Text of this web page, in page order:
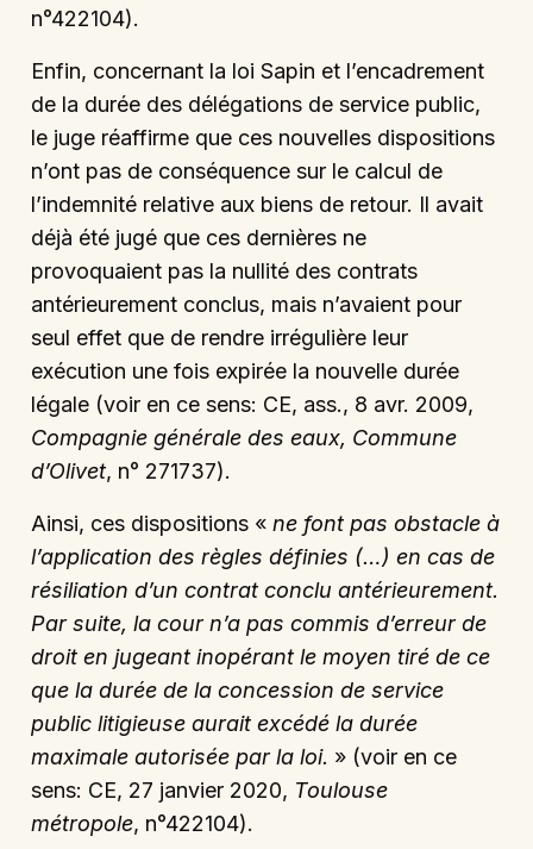
n°422104).
Enfin, concernant la loi Sapin et l’encadrement
de la durée des délégations de service public,
le juge réaffirme que ces nouvelles dispositions
n’ont pas de conséquence sur le calcul de
l’indemnité relative aux biens de retour. Il avait
déjà été jugé que ces dernières ne
provoquaient pas la nullité des contrats
antérieurement conclus, mais n’avaient pour
seul effet que de rendre irrégulière leur
exécution une fois expirée la nouvelle durée
légale (voir en ce sens: CE, ass., 8 avr. 2009,
Compagnie générale des eaux, Commune
d’Olivet, n° 271737).
Ainsi, ces dispositions «ne font pas obstacle à
l’application des règles définies (…) en cas de
résiliation d’un contrat conclu antérieurement.
Par suite, la cour n’a pas commis d’erreur de
droit en jugeant inopérant le moyen tiré de ce
que la durée de la concession de service
public litigieuse aurait excédé la durée
maximale autorisée par la loi. » (voir en ce
sens: CE, 27 janvier 2020, Toulouse
métropole, n°422104).